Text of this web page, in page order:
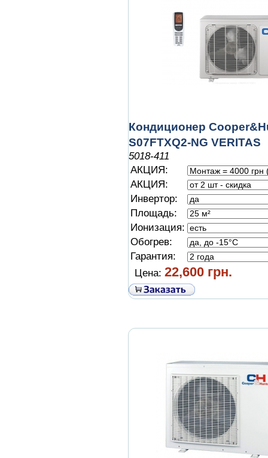
Кондиционер
S07FTXQ2-NG VERITAS
5018-411
АКЦИЯ:
АКЦИЯ:
Инвертор:
Площадь:
Ионизация:
Обогрев:
Гарантия:
Цена: 22,600 грн.